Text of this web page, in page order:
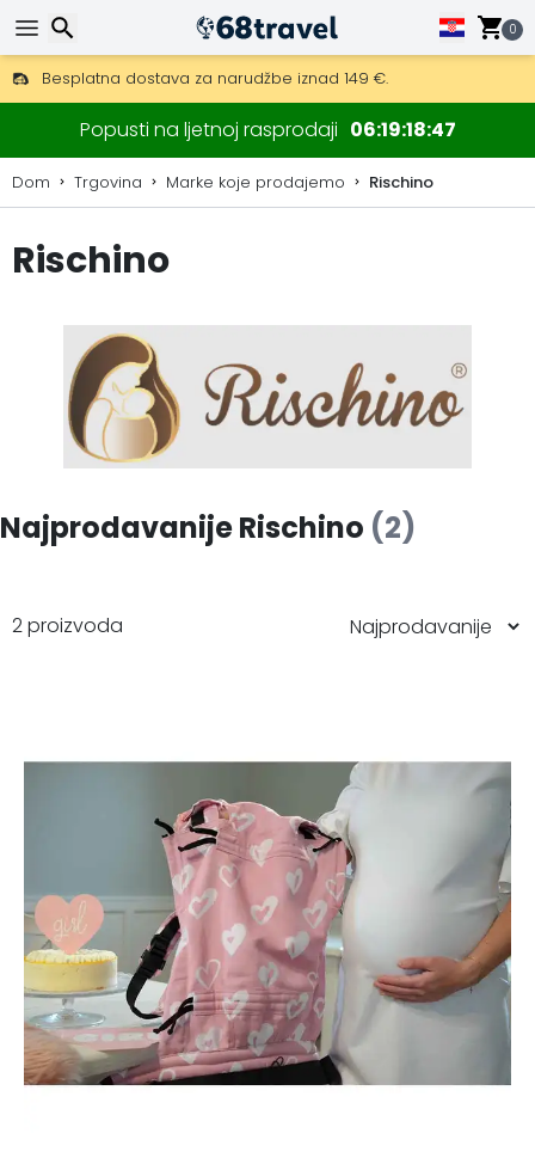
0
Besplatna dostava za narudžbe iznad 149 €.
Mogućnost slanja DHL Expressom (dostava unutar 24 sata)
30 dana za povrat, 90 dana za drvene karte i dekoracije.
Popusti na ljetnoj rasprodaji 06191846
Dom Trgovina Marke koje prodajemo Rischino
Rischino
Najprodavanije Rischino (2)
2 proizvoda
Traži